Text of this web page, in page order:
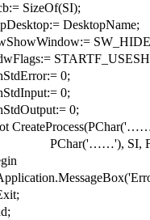
SizeOf(SI);
DesktopName;
0;
0;
0;
SI,